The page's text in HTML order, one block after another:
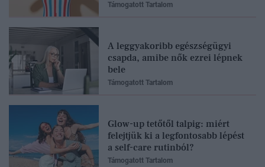
Támogatott Tartalom
A leggyakoribb egészségügyi
csapda, amibe nők ezrei lépnek
bele
Támogatott Tartalom
Glow-up tetőtől talpig: miért
felejtjük ki a legfontosabb lépést
a self-care rutinból?
Támogatott Tartalom